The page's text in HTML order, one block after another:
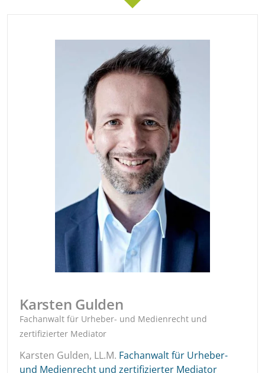
Karsten Gulden
Fachanwalt für Urheber- und Medienrecht und
zertifizierter Mediator
Karsten Gulden, LL.M. Fachanwalt für Urheber-
und Medienrecht und zertifizierter Mediator